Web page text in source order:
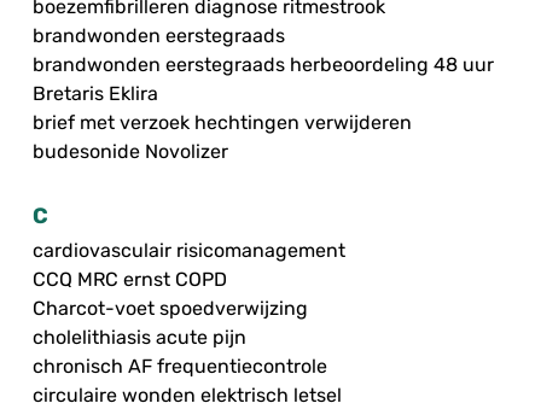
boezemfibrilleren diagnose ritmestrook
brandwonden eerstegraads
brandwonden eerstegraads herbeoordeling 48 uur
Bretaris Eklira
brief met verzoek hechtingen verwijderen
budesonide Novolizer
C
cardiovasculair risicomanagement
CCQ MRC ernst COPD
Charcot-voet spoedverwijzing
cholelithiasis acute pijn
chronisch AF frequentiecontrole
circulaire wonden elektrisch letsel